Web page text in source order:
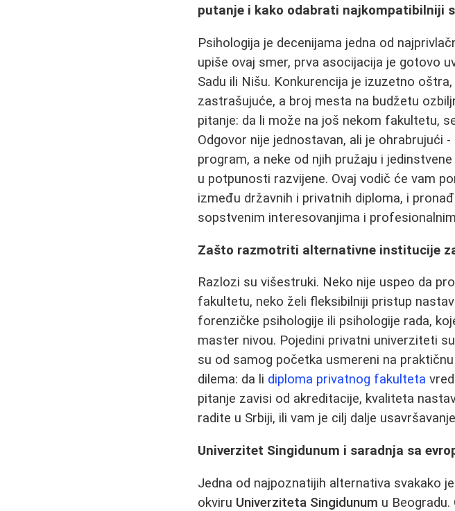
putanje i kako odabrati najkompatibilniji
Psihologija je decenijama jedna od
upiše ovaj smer, prva asocijacija je gotovo
Sadu ili Nišu. Konkurencija je izuzetno
zastrašujuće, a broj mesta na budžetu
pitanje: da li može na još nekom fakultetu,
Odgovor nije jednostavan, ali je ohrabrujući
program, a neke od njih pružaju i
u potpunosti razvijene. Ovaj vodič će vam
između državnih i privatnih diploma, i
sopstvenim interesovanjima i
Zašto razmotriti alternativne institucije
Razlozi su višestruki. Neko nije uspeo da
fakultetu, neko želi fleksibilniji pristup
forenzičke psihologije ili psihologije rada,
master nivou. Pojedini privatni univerziteti
su od samog početka usmereni na
dilema: da li diploma privatnog fakulteta
pitanje zavisi od akreditacije, kvaliteta
radite u Srbiji, ili vam je cilj dalje
Univerzitet Singidunum i saradnja sa
Jedna od najpoznatijih alternativa svakako je
okviru Univerziteta Singidunum u